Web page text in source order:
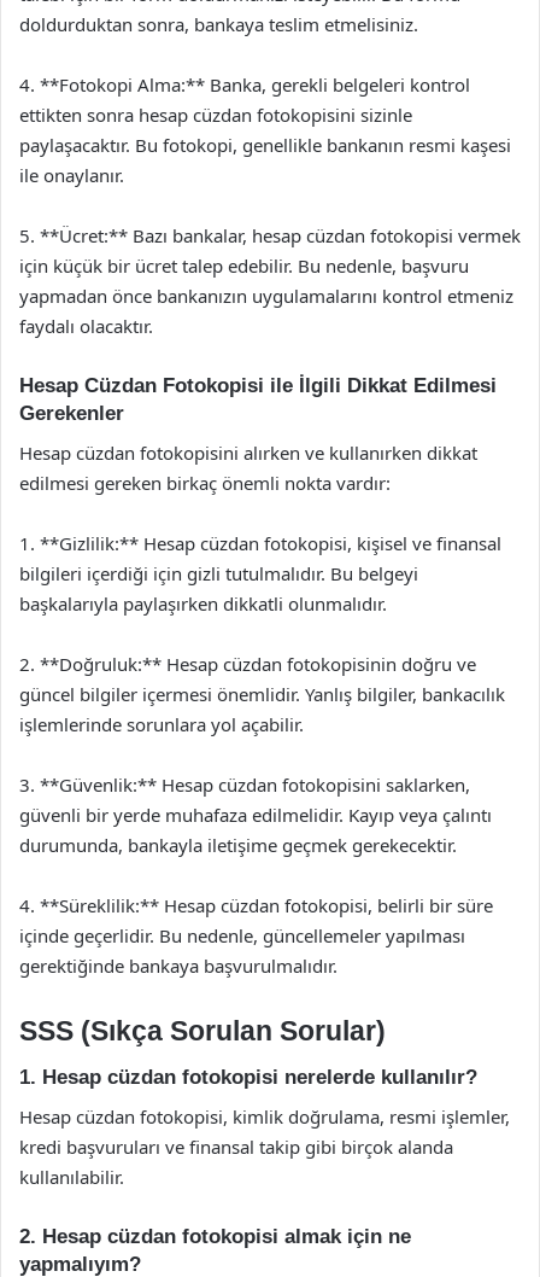
doldurduktan sonra, bankaya teslim etmelisiniz.
4. **Fotokopi Alma:** Banka, gerekli belgeleri kontrol
ettikten sonra hesap cüzdan fotokopisini sizinle
paylaşacaktır. Bu fotokopi, genellikle bankanın resmi kaşesi
ile onaylanır.
5. **Ücret:** Bazı bankalar, hesap cüzdan fotokopisi vermek
için küçük bir ücret talep edebilir. Bu nedenle, başvuru
yapmadan önce bankanızın uygulamalarını kontrol etmeniz
faydalı olacaktır.
Hesap Cüzdan Fotokopisi ile İlgili Dikkat Edilmesi
Gerekenler
Hesap cüzdan fotokopisini alırken ve kullanırken dikkat
edilmesi gereken birkaç önemli nokta vardır:
1. **Gizlilik:** Hesap cüzdan fotokopisi, kişisel ve finansal
bilgileri içerdiği için gizli tutulmalıdır. Bu belgeyi
başkalarıyla paylaşırken dikkatli olunmalıdır.
2. **Doğruluk:** Hesap cüzdan fotokopisinin doğru ve
güncel bilgiler içermesi önemlidir. Yanlış bilgiler, bankacılık
işlemlerinde sorunlara yol açabilir.
3. **Güvenlik:** Hesap cüzdan fotokopisini saklarken,
güvenli bir yerde muhafaza edilmelidir. Kayıp veya çalıntı
durumunda, bankayla iletişime geçmek gerekecektir.
4. **Süreklilik:** Hesap cüzdan fotokopisi, belirli bir süre
içinde geçerlidir. Bu nedenle, güncellemeler yapılması
gerektiğinde bankaya başvurulmalıdır.
SSS (Sıkça Sorulan Sorular)
1. Hesap cüzdan fotokopisi nerelerde kullanılır?
Hesap cüzdan fotokopisi, kimlik doğrulama, resmi işlemler,
kredi başvuruları ve finansal takip gibi birçok alanda
kullanılabilir.
2. Hesap cüzdan fotokopisi almak için ne
yapmalıyım?